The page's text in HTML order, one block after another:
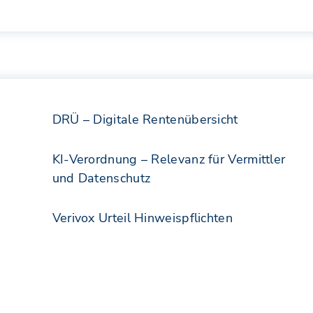
DRÜ – Digitale Rentenübersicht
KI-Verordnung – Relevanz für Vermittler
und Datenschutz
Verivox Urteil Hinweispflichten